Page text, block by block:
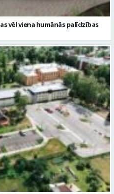
vēl viena humānās palīdzības